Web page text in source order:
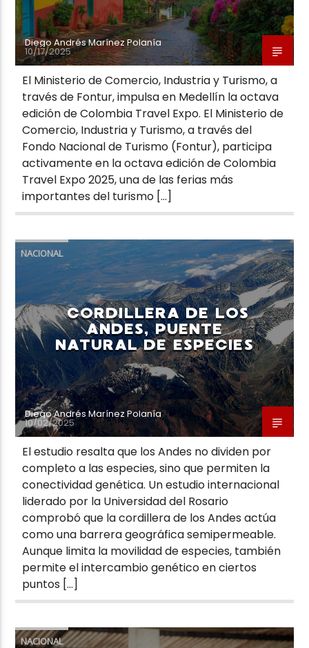
Diego Andrés Marínez Polanía
10/17/2025
El Ministerio de Comercio, Industria y Turismo, a
través de Fontur, impulsa en Medellín la octava
edición de Colombia Travel Expo. El Ministerio de
Comercio, Industria y Turismo, a través del
Fondo Nacional de Turismo (Fontur), participa
activamente en la octava edición de Colombia
Travel Expo 2025, una de las ferias más
importantes del turismo […]
NACIONAL
CORDILLERA DE LOS
ANDES, PUENTE
NATURAL DE ESPECIES
Diego Andrés Marínez Polanía
10/02/2025
El estudio resalta que los Andes no dividen por
completo a las especies, sino que permiten la
conectividad genética. Un estudio internacional
liderado por la Universidad del Rosario
comprobó que la cordillera de los Andes actúa
como una barrera geográfica semipermeable.
Aunque limita la movilidad de especies, también
permite el intercambio genético en ciertos
puntos […]
NACIONAL